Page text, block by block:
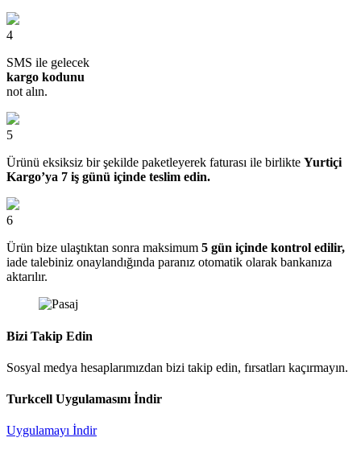
4
SMS ile gelecek
kargo kodunu
not alın.
5
Ürünü eksiksiz bir şekilde paketleyerek faturası ile birlikte Yurtiçi
Kargo’ya 7 iş günü içinde teslim edin.
6
Ürün bize ulaştıktan sonra maksimum 5 gün içinde kontrol edilir,
iade talebiniz onaylandığında paranız otomatik olarak bankanıza
aktarılır.
Bizi Takip Edin
Sosyal medya hesaplarımızdan bizi takip edin, fırsatları kaçırmayın.
Turkcell Uygulamasını İndir
Uygulamayı İndir